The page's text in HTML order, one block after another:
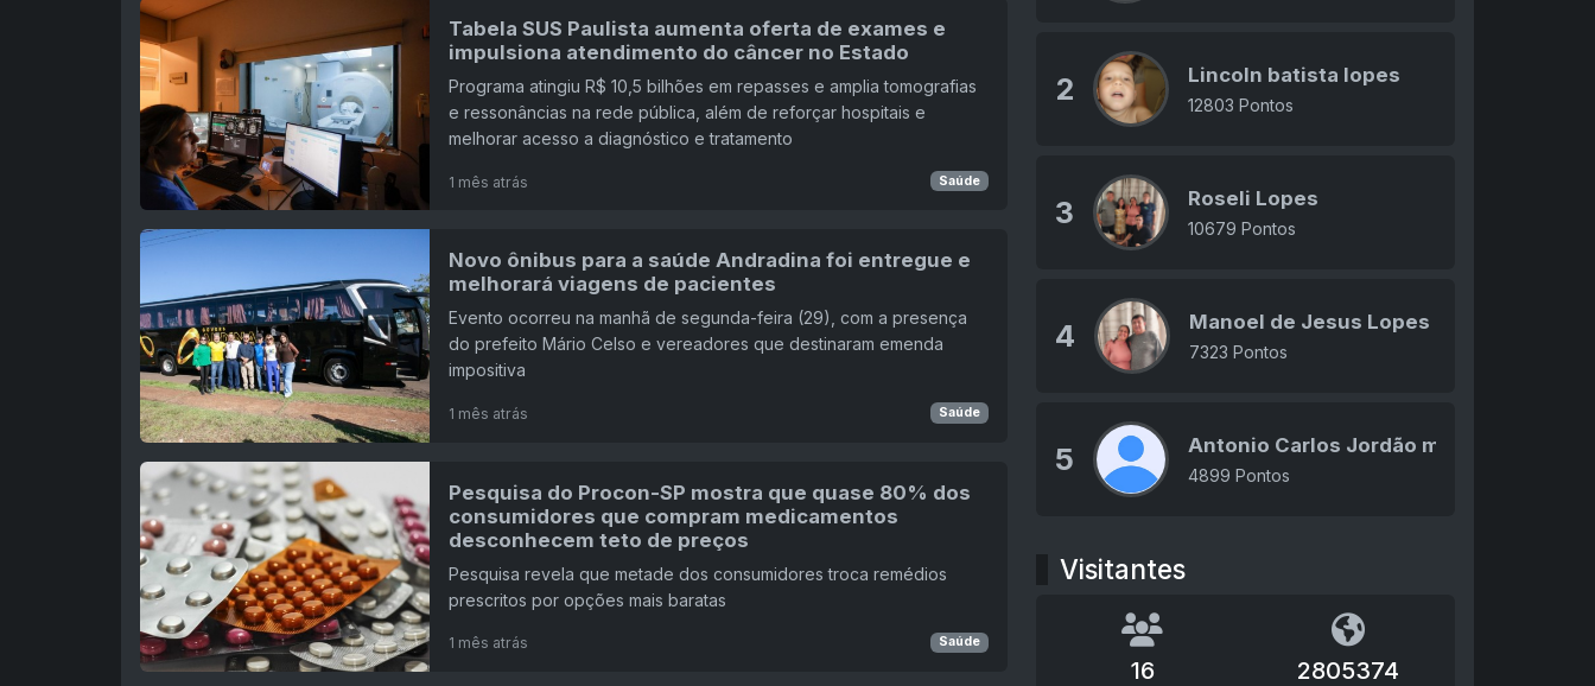
Tabela SUS Paulista aumenta oferta de exames e
impulsiona atendimento do câncer no Estado
Programa atingiu R$ 10,5 bilhões em repasses e amplia tomografias
e ressonâncias na rede pública, além de reforçar hospitais e
melhorar acesso a diagnóstico e tratamento
1 mês atrás Saúde
Novo ônibus para a saúde Andradina foi entregue e
melhorará viagens de pacientes
Evento ocorreu na manhã de segunda-feira (29), com a presença
do prefeito Mário Celso e vereadores que destinaram emenda
impositiva
1 mês atrás Saúde
Pesquisa do Procon-SP mostra que quase 80% dos
consumidores que compram medicamentos
desconhecem teto de preços
Pesquisa revela que metade dos consumidores troca remédios
prescritos por opções mais baratas
1 mês atrás Saúde
2 Lincoln batista lopes
12803 Pontos
3 Roseli Lopes
10679 Pontos
4 Manoel de Jesus Lopes
7323 Pontos
5 Antonio Carlos Jordão moro
4899 Pontos
Visitantes
16 2805374